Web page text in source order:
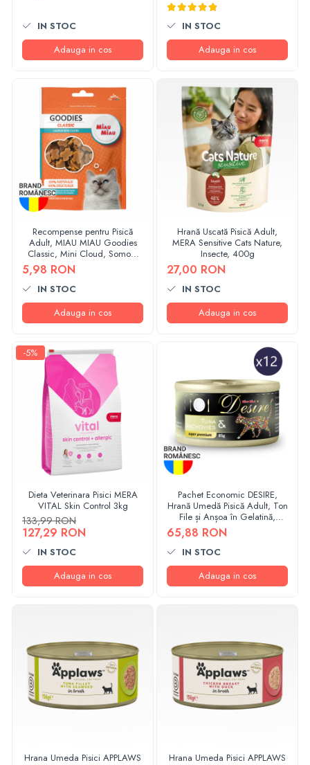
IN STOC
Adauga in cos
IN STOC
Adauga in cos
Recompense pentru Pisică
Adult, MIAU MIAU Goodies
Classic, Mini Cloud, Somon,
5,98 RON
IN STOC
Adauga in cos
Hrană Uscată Pisică Adult,
MERA Sensitive Cats Nature,
Insecte, 400g
27,00 RON
IN STOC
Adauga in cos
-5%
Dieta Veterinara Pisici MERA
VITAL Skin Control 3kg
133,99 RON
127,29 RON
IN STOC
Adauga in cos
Pachet Economic DESIRE,
Hrană Umedă Pisică Adult, Ton
File și Anșoa în Gelatină,
12x85g
65,88 RON
IN STOC
Adauga in cos
Hrana Umeda Pisici APPLAWS
Hrana Umeda Pisici APPLAWS